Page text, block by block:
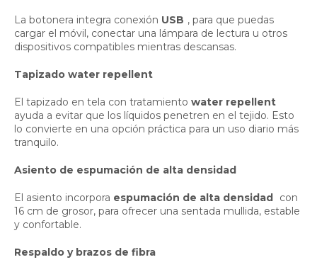
La botonera integra conexión USB , para que puedas
cargar el móvil, conectar una lámpara de lectura u otros
dispositivos compatibles mientras descansas.
Tapizado water repellent
El tapizado en tela con tratamiento water repellent
ayuda a evitar que los líquidos penetren en el tejido. Esto
lo convierte en una opción práctica para un uso diario más
tranquilo.
Asiento de espumación de alta densidad
El asiento incorpora espumación de alta densidad
con
16 cm de grosor, para ofrecer una sentada mullida, estable
y confortable.
Respaldo y brazos de fibra